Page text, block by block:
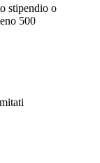
stipendio o
500